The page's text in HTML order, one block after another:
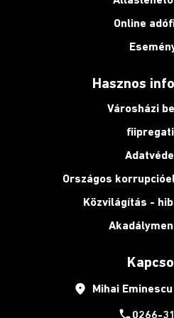
Online
Hasznos
Városházi
Országos
Közvilágítás -
place Mihai
phone0266-